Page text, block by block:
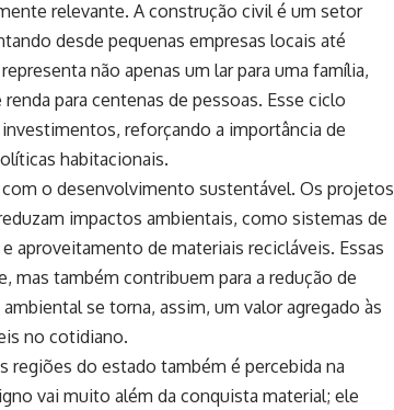
relevante. A construção civil é um setor
desde pequenas empresas locais até
não apenas um lar para uma família,
para centenas de pessoas. Esse ciclo
reforçando a importância de
habitacionais.
o desenvolvimento sustentável. Os projetos
impactos ambientais, como sistemas de
aproveitamento de materiais recicláveis. Essas
mas também contribuem para a redução de
se torna, assim, um valor agregado às
no cotidiano.
regiões do estado também é percebida na
vai muito além da conquista material; ele